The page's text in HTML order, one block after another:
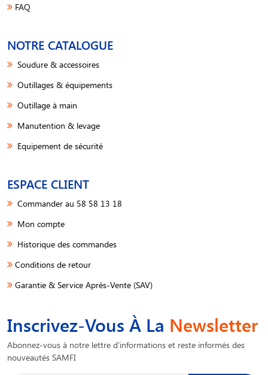
FAQ
NOTRE CATALOGUE
Soudure & accessoires
Outillages & équipements
Outillage à main
Manutention & levage
Equipement de sécurité
ESPACE CLIENT
Commander au 58 58 13 18
Mon compte
Historique des commandes
Conditions de retour
Garantie & Service Après-Vente (SAV)
Inscrivez-Vous À La Newsletter
Abonnez-vous à notre lettre d'informations et reste informés des
nouveautés SAMFI